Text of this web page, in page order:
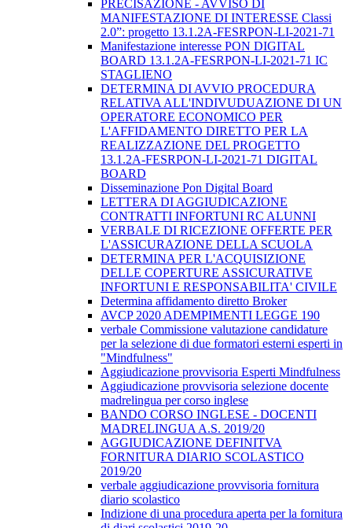
PRECISAZIONE - AVVISO DI
MANIFESTAZIONE DI INTERESSE Classi
2.0”: progetto 13.1.2A-FESRPON-LI-2021-71
Manifestazione interesse PON DIGITAL
BOARD 13.1.2A-FESRPON-LI-2021-71 IC
STAGLIENO
DETERMINA DI AVVIO PROCEDURA
RELATIVA ALL'INDIVUDUAZIONE DI UN
OPERATORE ECONOMICO PER
L'AFFIDAMENTO DIRETTO PER LA
REALIZZAZIONE DEL PROGETTO
13.1.2A-FESRPON-LI-2021-71 DIGITAL
BOARD
Disseminazione Pon Digital Board
LETTERA DI AGGIUDICAZIONE
CONTRATTI INFORTUNI RC ALUNNI
VERBALE DI RICEZIONE OFFERTE PER
L'ASSICURAZIONE DELLA SCUOLA
DETERMINA PER L'ACQUISIZIONE
DELLE COPERTURE ASSICURATIVE
INFORTUNI E RESPONSABILITA' CIVILE
Determina affidamento diretto Broker
AVCP 2020 ADEMPIMENTI LEGGE 190
verbale Commissione valutazione candidature
per la selezione di due formatori esterni esperti in
"Mindfulness"
Aggiudicazione provvisoria Esperti Mindfulness
Aggiudicazione provvisoria selezione docente
madrelingua per corso inglese
BANDO CORSO INGLESE - DOCENTI
MADRELINGUA A.S. 2019/20
AGGIUDICAZIONE DEFINITVA
FORNITURA DIARIO SCOLASTICO
2019/20
verbale aggiudicazione provvisoria fornitura
diario scolastico
Indizione di una procedura aperta per la fornitura